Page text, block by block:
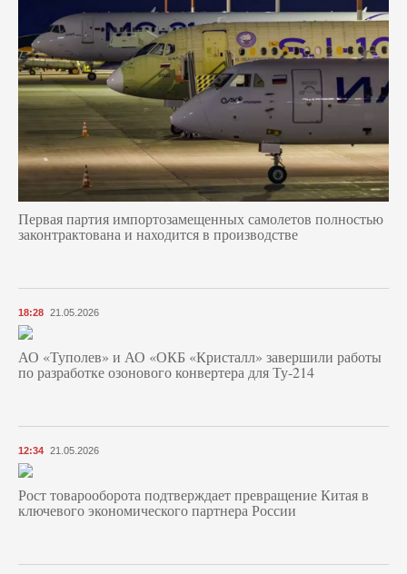
Первая партия импортозамещенных самолетов полностью
законтрактована и находится в производстве
18:28 21.05.2026
АО «Туполев» и АО «ОКБ «Кристалл» завершили работы
по разработке озонового конвертера для Ту-214
12:34 21.05.2026
Рост товарооборота подтверждает превращение Китая в
ключевого экономического партнера России